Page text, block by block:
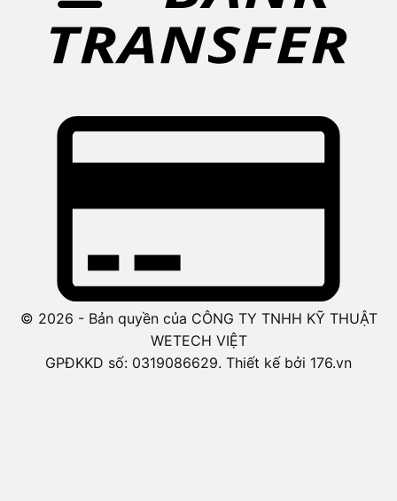
© 2026 - Bản quyền của CÔNG TY TNHH KỸ THUẬT
WETECH VIỆT
GPĐKKD số: 0319086629. Thiết kế bởi 176.vn